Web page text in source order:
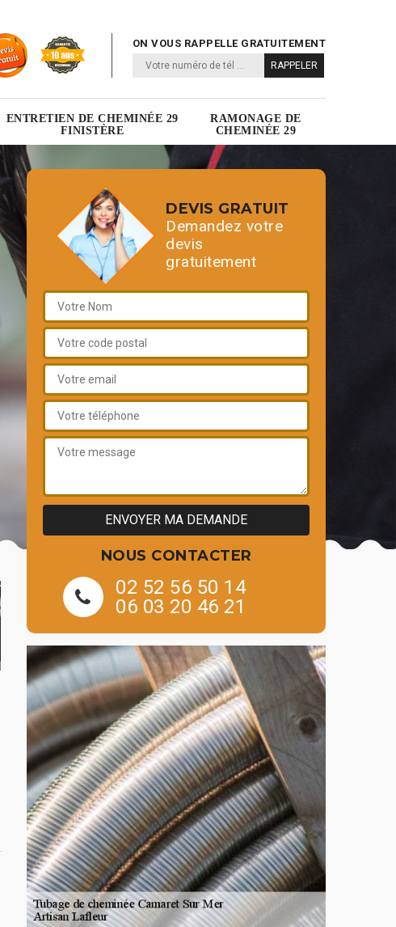
ON VOUS RAPPELLE GRATUITEMENT
ENTRETIEN DE CHEMINÉE 29
FINISTÈRE
RAMONAGE DE
CHEMINÉE 29
DEVIS GRATUIT
Demandez votre
devis
gratuitement
NOUS CONTACTER
02 52 56 50 14
06 03 20 46 21